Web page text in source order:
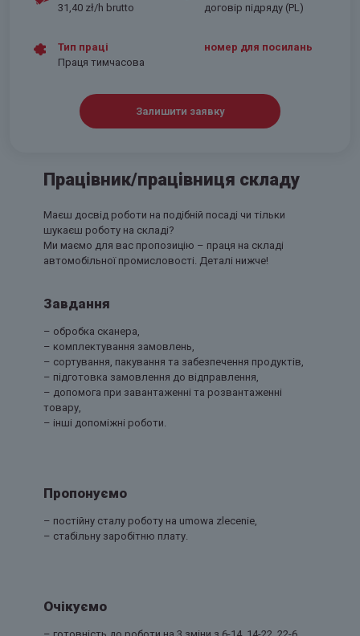
Працівник/працівниця складу
Маєш досвід роботи на подібній посаді чи тільки
шукаєш роботу на складі?
Ми маємо для вас пропозицію – праця на складі
автомобільної промисловості. Деталі нижче!
Завдання
– обробка сканера,
– комплектування замовлень,
– сортування, пакування та забезпечення продуктів,
– підготовка замовлення до відправлення,
– допомога при завантаженні та розвантаженні
товару,
– інші допоміжні роботи.
Пропонуємо
– постійну сталу роботу на umowa zlecenie,
– стабільну заробітню плату.
Очікуємо
31,40 zł/h brutto
договір підряду (PL)
Тип праці
Праця тимчасова
номер для посилань
Залишити заявку